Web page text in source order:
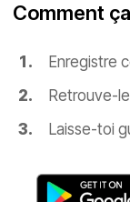
Comment
Enregistre
Retrouve-
Laisse-toi